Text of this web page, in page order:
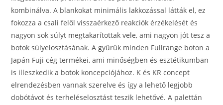
kombinálva. A blankokat minimális lakkozással látták el, ez
fokozza a csali felől visszaérkező reakciók érzékelését és
nagyon sok súlyt megtakarítottak vele, ami nagyon jót tesz a
botok súlyelosztásának. A gyűrűk minden Fullrange boton a
Japán Fuji cég termékei, ami minőségben és esztétikumban
is illeszkedik a botok koncepciójához. K és KR concept
elrendezésben vannak szerelve és így a lehető legjobb
dobótávot és terheléselosztást teszik lehetővé. A palettán